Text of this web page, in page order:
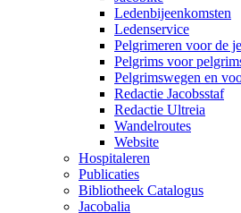
Ledenbijeenkomsten
Ledenservice
Pelgrimeren voor de
Pelgrims voor
Pelgrimswegen en
Redactie Jacobsstaf
Redactie Ultreia
Wandelroutes
Website
Hospitaleren
Publicaties
Bibliotheek Catalogus
Jacobalia